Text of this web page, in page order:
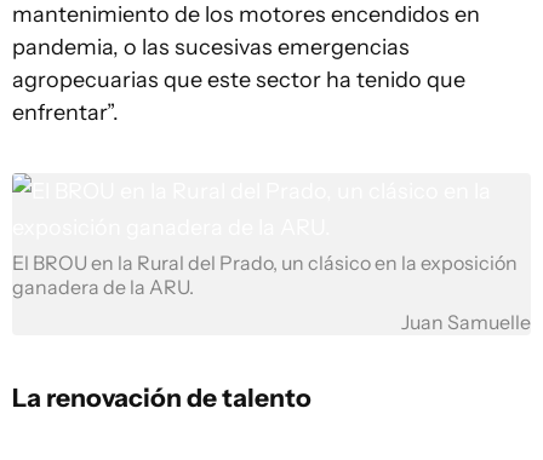
mantenimiento de los motores encendidos en
pandemia, o las sucesivas emergencias
agropecuarias que este sector ha tenido que
enfrentar”.
El BROU en la Rural del Prado, un clásico en la exposición
ganadera de la ARU.
Juan Samuelle
La renovación de talento